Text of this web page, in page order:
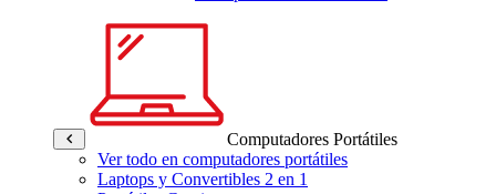
Computadores Portátiles
Ver todo en computadores portátiles
Laptops y Convertibles 2 en 1